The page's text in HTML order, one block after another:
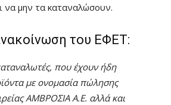
να μην τα καταναλώσουν.
του ΕΦΕΤ:
που έχουν ήδη
με ονομασία πώλησης
ΑΜΒΡΟΣΙΑ Α.Ε. αλλά και